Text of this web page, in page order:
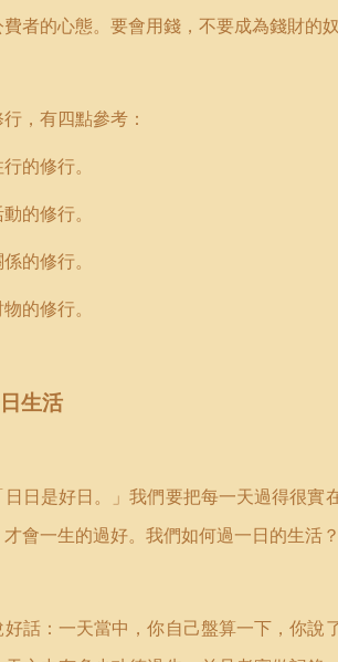
者的心態。要會用錢，不要成為錢財的
，有四點參考：
的修行。
的修行。
的修行。
的修行。
生活
日是好日。」我們要把每一天過得很
會一生的過好。我們如何過一日的生活
話：一天當中，你自己盤算一下，你